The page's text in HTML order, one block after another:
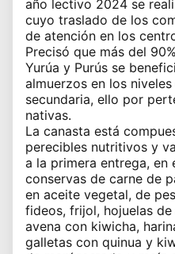
año lectivo 2024 se
cuyo traslado de los
de atención en los
Precisó que más del
Yurúa y Purús se
almuerzos en los
secundaria, ello por
nativas.
La canasta está
perecibles nutritivos y
a la primera entrega, en
conservas de carne de
en aceite vegetal, de
fideos, frijol, hojuelas
avena con kiwicha,
galletas con quinua y